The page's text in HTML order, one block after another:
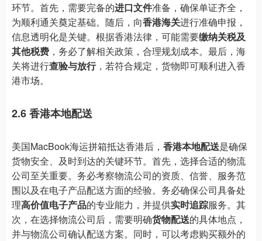
环节。首先，需要完备的进口文件准备，确保单证齐全，
为顺利通关奠定基础。随后，向香港海关进行准确申报，
信息透明化是关键。根据香港法律，可能需要缴纳关税及
其他税费 ，务必了解相关政策，合理规划成本。最后，海
关将进行查验与放行，若符合规定，货物即可顺利进入香
港市场。
2.6 香港本地配送
美国MacBook海运拼箱抵达香港后， 香港本地配送是确保
货物安全、及时到达的关键环节。首先，选择合适的物流
公司至关重要。务必考察物流公司的资质、信誉、服务范
围以及在电子产品配送方面的经验。务必确保公司具备处
理高价值电子产品的专业能力，并提供实时追踪服务。其
次，在选择物流公司后，需要明确货物配送的具体地点，
并与物流公司确认配送方案。同时，可以考虑购买额外的